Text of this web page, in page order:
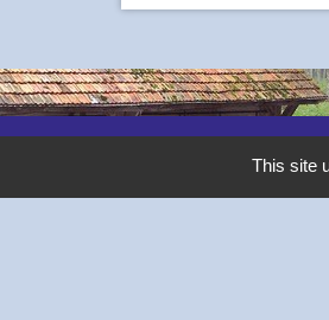
ContactsThis site